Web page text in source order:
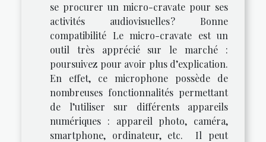
se procurer un micro-cravate pour ses
activités audiovisuelles ? Bonne
compatibilité Le micro-cravate est un
outil très apprécié sur le marché :
poursuivez pour avoir plus d’explication.
En effet, ce microphone possède de
nombreuses fonctionnalités permettant
de l’utiliser sur différents appareils
numériques : appareil photo, caméra,
smartphone, ordinateur, etc. Il peut